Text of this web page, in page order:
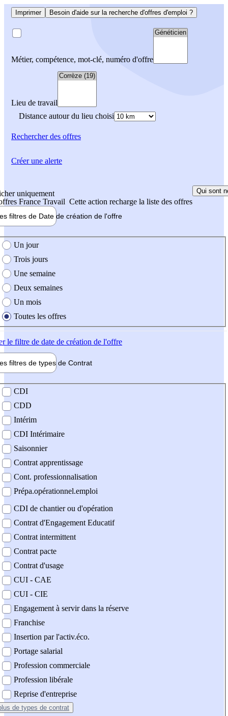
Imprimer Besoin d'aide sur la recherche d'offres d'emploi ?
Métier, compétence, mot-clé, numéro d'offre
Lieu de travail
Distance autour du lieu choisi
Rechercherdes offres
uniquement
France Travail Cette action recharge la liste des offres
Qui sont
filtres de Date de création de l'offre
création de l'offre
Un jour
Trois jours
Une semaine
Deux semaines
Un mois
Toutes les offres
le filtre de date de création de l'offre
filtres de types de Contrat
contrat
CDI
CDD
Intérim
CDI Intérimaire
Saisonnier
Contrat apprentissage
Cont. professionnalisation
Prépa.opérationnel.emploi
CDI de chantier ou d'opération
Contrat d'Engagement Educatif
Contrat intermittent
Contrat pacte
Contrat d'usage
CUI - CAE
CUI - CIE
Engagement à servir dans la réserve
Franchise
Insertion par l'activ.éco.
Portage salarial
Profession commerciale
Profession libérale
Reprise d'entreprise
de types de contrat
Créer une alerte